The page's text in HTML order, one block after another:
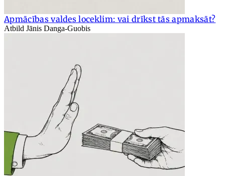
Apmācības valdes loceklim: vai drīkst tās apmaksāt?
Atbild Jānis Danga-Guobis